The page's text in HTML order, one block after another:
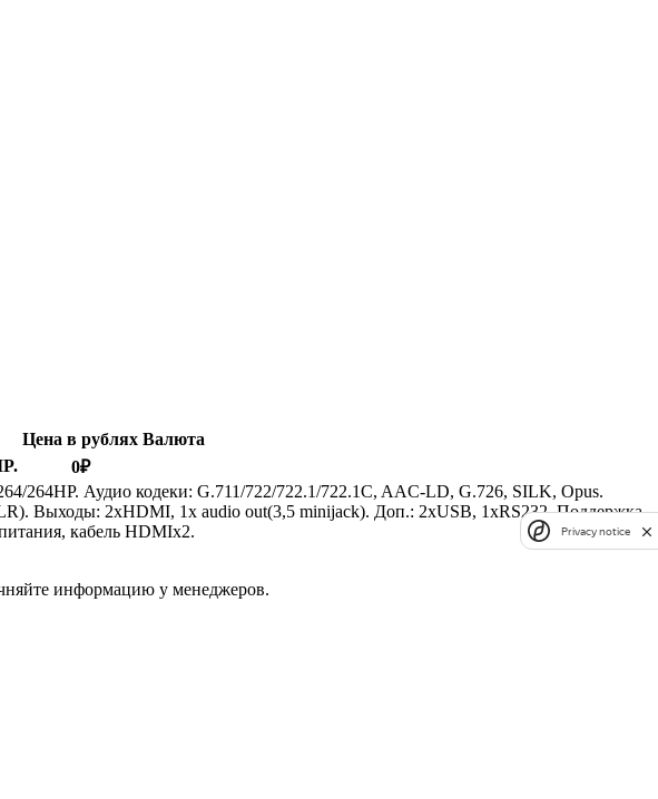
Цена в рублях Валюта
0₽
264HP. Аудио кодеки: G.711/722/722.1/722.1C, AAC-LD, G.726, SILK, Opus.
Выходы: 2xHDMI, 1x audio out(3,5 minijack). Доп.: 2хUSB, 1хRS232. Поддержка
кабель HDMIх2.
информацию у менеджеров.
Privacy notice